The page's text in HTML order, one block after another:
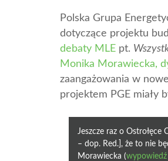
Polska Grupa
dotyczące projektu
debaty MLE pt.
Monika Morawiecka,
zaangażowania w
projektem PGE miały
Jeszcze raz o
– dop. Red.], że to nie
Morawiecka (